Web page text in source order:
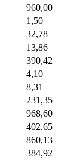
960,00
1,50
32,78
13,86
390,42
4,10
8,31
231,35
968,60
402,65
860,13
384,92